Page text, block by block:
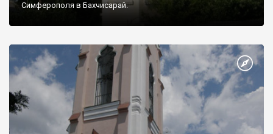
Симферополя в Бахчисарай.